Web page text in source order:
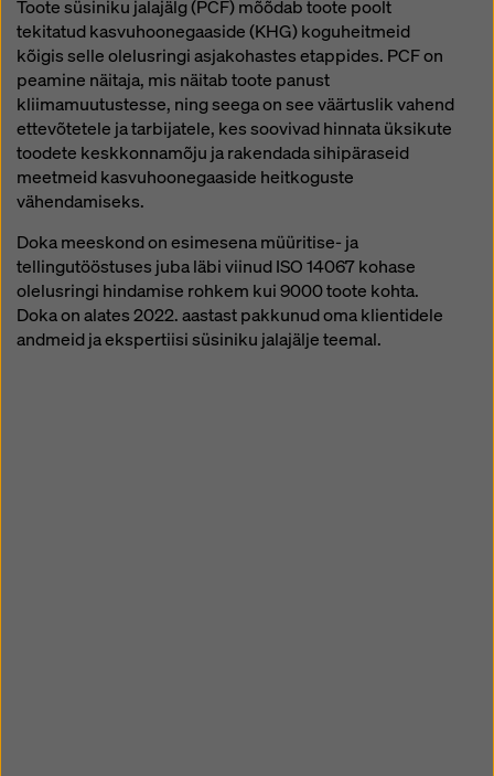
Toote süsiniku jalajälg (PCF) mõõdab toote poolt
tekitatud kasvuhoonegaaside (KHG) koguheitmeid
kõigis selle olelusringi asjakohastes etappides. PCF on
peamine näitaja, mis näitab toote panust
kliimamuutustesse, ning seega on see väärtuslik vahend
ettevõtetele ja tarbijatele, kes soovivad hinnata üksikute
toodete keskkonnamõju ja rakendada sihipäraseid
meetmeid kasvuhoonegaaside heitkoguste
vähendamiseks.
Doka meeskond on esimesena müüritise- ja
tellingutööstuses juba läbi viinud ISO 14067 kohase
olelusringi hindamise rohkem kui 9000 toote kohta.
Doka on alates 2022. aastast pakkunud oma klientidele
andmeid ja ekspertiisi süsiniku jalajälje teemal.
küpsiste seadeid, klõpsates selle veebisaidi allosas
küpsiste seadetele ja kasutades vastavaid
märkeruutusid. Te saate oma nõusoleku igal ajal
tulevase mõjuga ja ilma põhjendusi esitamata
tühistada, klõpsates selle veebisaidi allosas asuval
lingilküpsiste seadeid(küpsiste seaded).
Lisateavet meie küpsiste kohta leiateMeie
privaatsuspoliitikast
. Pakume teile ka võimalust valida